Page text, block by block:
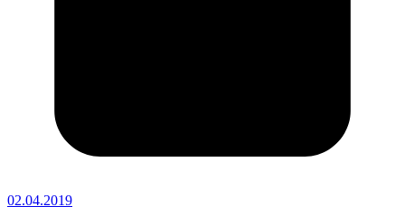
02.04.2019